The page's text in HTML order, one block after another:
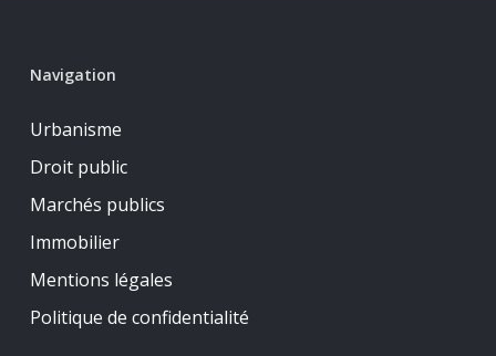
Navigation
Urbanisme
Droit public
Marchés publics
Immobilier
Mentions légales
Politique de confidentialité